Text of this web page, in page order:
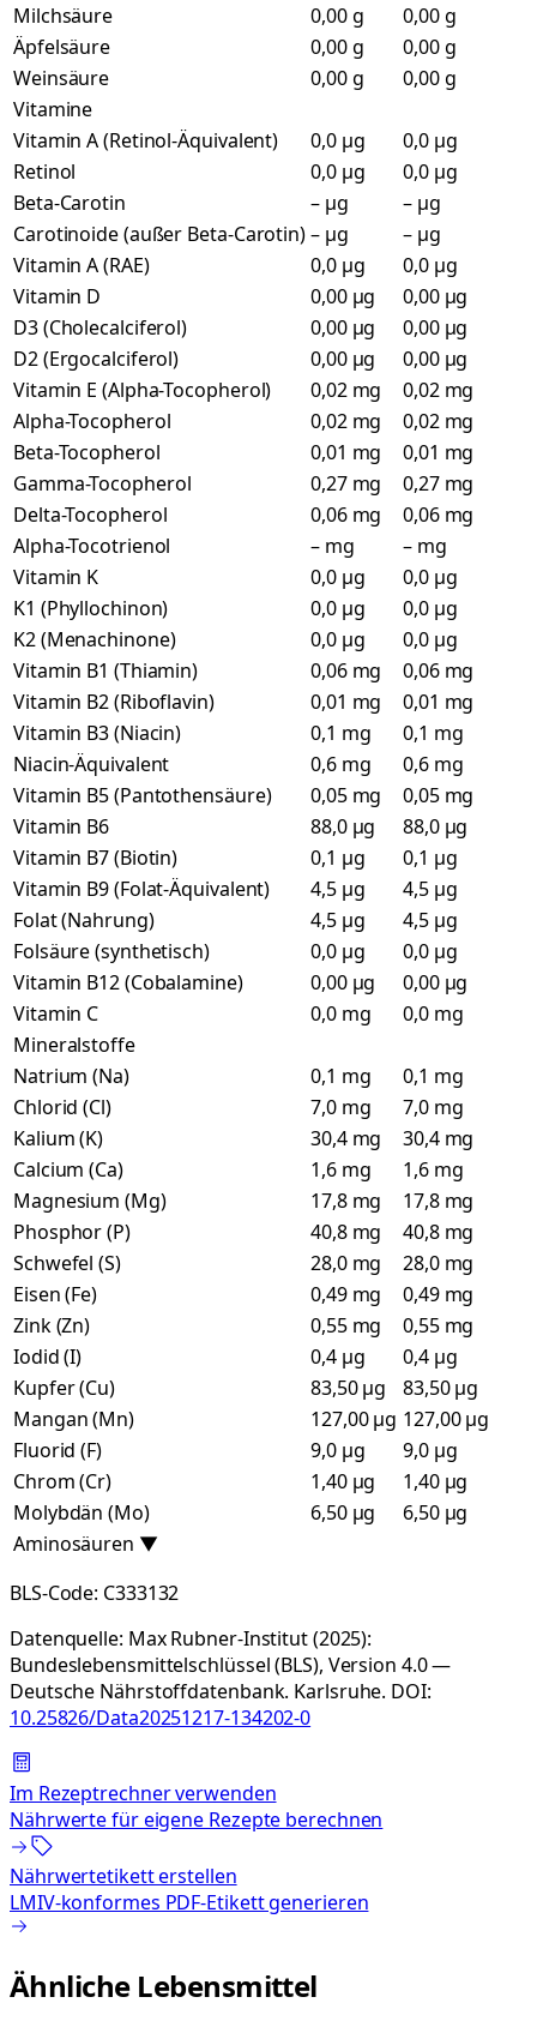
Milchsäure
0,00 g
0,00 g
Äpfelsäure
0,00 g
0,00 g
Weinsäure
0,00 g
0,00 g
Vitamine
Vitamin A (Retinol-Äquivalent)
0,0 µg
0,0 µg
Retinol
0,0 µg
0,0 µg
Beta-Carotin
– µg
– µg
Carotinoide (außer Beta-Carotin)– µg
– µg
Vitamin A (RAE)
0,0 µg
0,0 µg
Vitamin D
0,00 µg
0,00 µg
D3 (Cholecalciferol)
0,00 µg
0,00 µg
D2 (Ergocalciferol)
0,00 µg
0,00 µg
Vitamin E (Alpha-Tocopherol)
0,02 mg
0,02 mg
Alpha-Tocopherol
0,02 mg
0,02 mg
Beta-Tocopherol
0,01 mg
0,01 mg
Gamma-Tocopherol
0,27 mg
0,27 mg
Delta-Tocopherol
0,06 mg
0,06 mg
Alpha-Tocotrienol
– mg
– mg
Vitamin K
0,0 µg
0,0 µg
K1 (Phyllochinon)
0,0 µg
0,0 µg
K2 (Menachinone)
0,0 µg
0,0 µg
Vitamin B1 (Thiamin)
0,06 mg
0,06 mg
Vitamin B2 (Riboflavin)
0,01 mg
0,01 mg
Vitamin B3 (Niacin)
0,1 mg
0,1 mg
Niacin-Äquivalent
0,6 mg
0,6 mg
Vitamin B5 (Pantothensäure)
0,05 mg
0,05 mg
Vitamin B6
88,0 µg
88,0 µg
Vitamin B7 (Biotin)
0,1 µg
0,1 µg
Vitamin B9 (Folat-Äquivalent)
4,5 µg
4,5 µg
Folat (Nahrung)
4,5 µg
4,5 µg
Folsäure (synthetisch)
0,0 µg
0,0 µg
Vitamin B12 (Cobalamine)
0,00 µg
0,00 µg
Vitamin C
0,0 mg
0,0 mg
Mineralstoffe
Natrium (Na)
0,1 mg
0,1 mg
Chlorid (Cl)
7,0 mg
7,0 mg
Kalium (K)
30,4 mg
30,4 mg
Calcium (Ca)
1,6 mg
1,6 mg
Magnesium (Mg)
17,8 mg
17,8 mg
Phosphor (P)
40,8 mg
40,8 mg
Schwefel (S)
28,0 mg
28,0 mg
Eisen (Fe)
0,49 mg
0,49 mg
Zink (Zn)
0,55 mg
0,55 mg
Iodid (I)
0,4 µg
0,4 µg
Kupfer (Cu)
83,50 µg
83,50 µg
Mangan (Mn)
127,00 µg 127,00 µg
Fluorid (F)
9,0 µg
9,0 µg
Chrom (Cr)
1,40 µg
1,40 µg
Molybdän (Mo)
6,50 µg
6,50 µg
Aminosäuren ▼
BLS-Code: C333132
Datenquelle: Max Rubner-Institut (2025):
Bundeslebensmittelschlüssel (BLS), Version 4.0 —
Deutsche Nährstoffdatenbank. Karlsruhe. DOI:
10.25826/Data20251217-134202-0
Im Rezeptrechner verwenden
Nährwerte für eigene Rezepte berechnen
Nährwertetikett erstellen
LMIV-konformes PDF-Etikett generieren
Ähnliche Lebensmittel